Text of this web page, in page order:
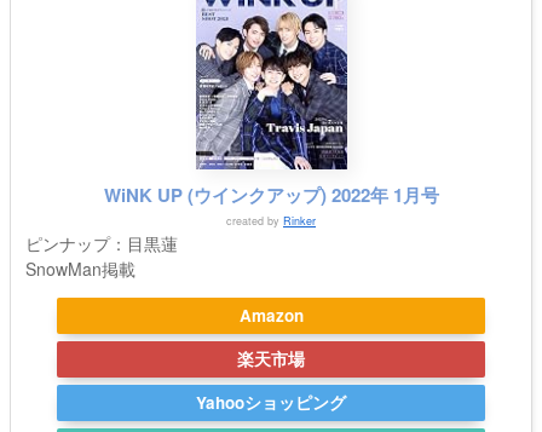
WiNK UP (ウインクアップ) 2022年 1月号
created by Rinker
ピンナップ：目黒蓮
SnowMan掲載
Amazon
楽天市場
Yahooショッピング